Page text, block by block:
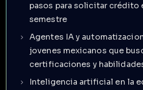
pasos para solicitar crédito
semestre
Agentes IA y
jovenes mexicanos que
certificaciones y
Inteligencia artificial en la